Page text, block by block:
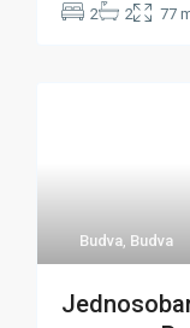
2 2 77
Budva, Budva